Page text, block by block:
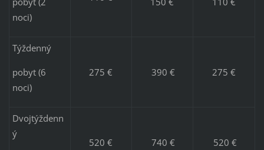
noci)
Týždenný
pobyt (6
noci)
275 € 390 € 275 €
Dvojtýždenn
ý
520 € 740 € 520 €